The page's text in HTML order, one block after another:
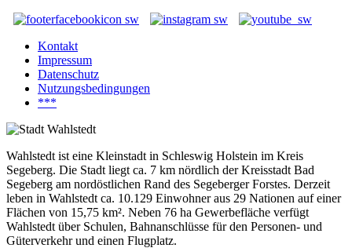
Kontakt
Impressum
Datenschutz
Nutzungsbedingungen
***
Wahlstedt ist eine Kleinstadt in Schleswig Holstein im Kreis
Segeberg. Die Stadt liegt ca. 7 km nördlich der Kreisstadt Bad
Segeberg am nordöstlichen Rand des Segeberger Forstes. Derzeit
leben in Wahlstedt ca. 10.129 Einwohner aus 29 Nationen auf einer
Flächen von 15,75 km². Neben 76 ha Gewerbefläche verfügt
Wahlstedt über Schulen, Bahnanschlüsse für den Personen- und
Güterverkehr und einen Flugplatz.